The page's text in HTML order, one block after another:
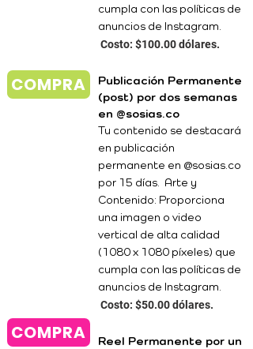
COMPRA
COMPRA
cumpla con las políticas de
anuncios de Instagram.
Costo: $100.00 dólares.
Publicación Permanente
(post) por dos semanas
en @sosias.co
Tu contenido se destacará
en publicación
permanente en @sosias.co
por 15 días. Arte y
Contenido: Proporciona
una imagen o video
vertical de alta calidad
(1080 x 1080 píxeles) que
cumpla con las políticas de
anuncios de Instagram.
Costo: $50.00 dólares.
Reel Permanente por un